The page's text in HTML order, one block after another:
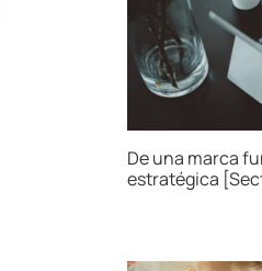
De una marca
estratégica